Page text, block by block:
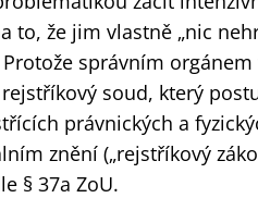
to, že jim vlastně „nic
správním
soud, který
právnických a
znění („rejstříkový
§ 37a ZoU.